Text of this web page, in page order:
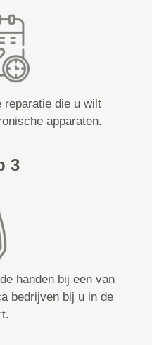
reparatie die u wilt
apparaten.
3
handen bij een van
bedrijven bij u in de